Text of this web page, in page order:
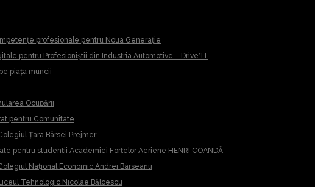
profesionale pentru Noua Generație
pentru Profesioniștii din Industria Automotive – Drive*IT
piața muncii
Ocupării
pentru Comunitate
Țara Bârsei Prejmer
pentru studenții Academiei Forțelor Aeriene HENRI COANDĂ
Național Economic Andrei Bârseanu
Tehnologic Nicolae Bălcescu